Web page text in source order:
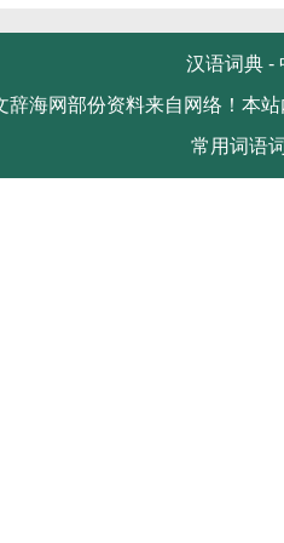
汉语词典 -
辞海网部份资料来自网络！本
常用词语